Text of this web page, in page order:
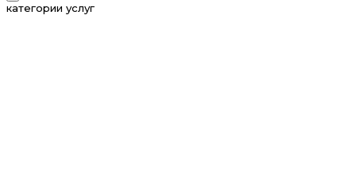
категории услуг